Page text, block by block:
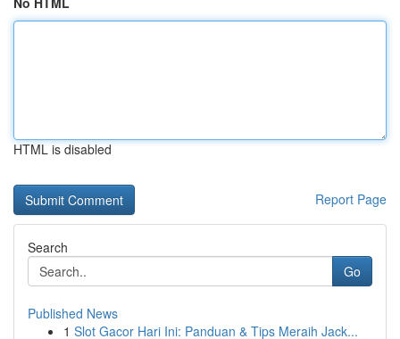
HTML is disabled
Report Page
Search
Go
Published News
1 Slot Gacor Hari Ini: Panduan & Tips Meraih Jack...